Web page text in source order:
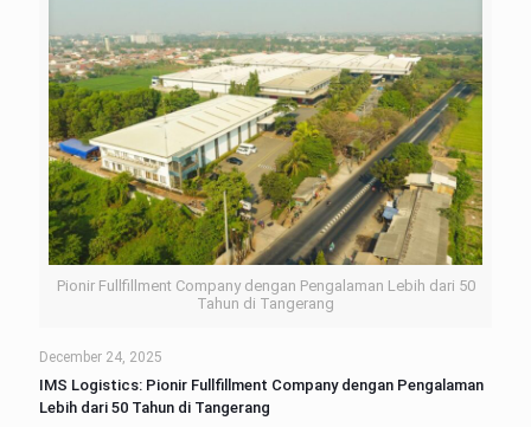
Pionir Fullfillment Company dengan Pengalaman Lebih dari 50
Tahun di Tangerang
December 24, 2025
IMS Logistics: Pionir Fullfillment Company dengan Pengalaman
Lebih dari 50 Tahun di Tangerang